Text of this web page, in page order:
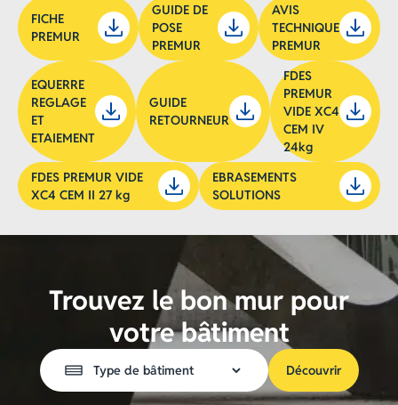
FICHE
PREMUR
GUIDE DE
POSE
PREMUR
AVIS
TECHNIQUE
PREMUR
EQUERRE
REGLAGE
ET
ETAIEMENT
GUIDE
RETOURNEUR
FDES
PREMUR
VIDE XC4
CEM IV
24kg
FDES PREMUR VIDE
XC4 CEM II 27 kg
EBRASEMENTS
SOLUTIONS
Trouvez le bon mur pour
votre bâtiment
Découvrir